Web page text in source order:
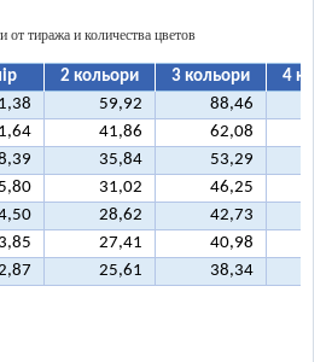
от тиража и количества цветов
2 кольори 3 кольори
4
59,92 88,46
41,86 62,08
35,84 53,29
31,02 46,25
28,62 42,73
27,41 40,98
25,61 38,34